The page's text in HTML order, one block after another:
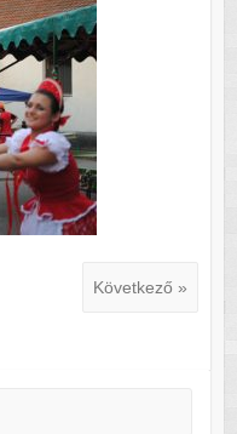
Következő »